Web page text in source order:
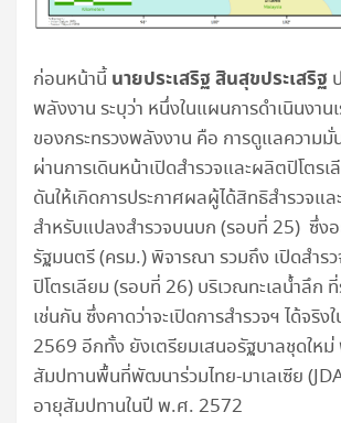
ก่อนหน้านี้ นายประเสริฐ สินสุขประเสริฐ
พลังงาน ระบุว่า หนึ่งในแผนการดำเนินงาน
ของกระทรวงพลังงาน คือ การดูแลความ
ผ่านการเดินหน้าเปิดสำรวจและผลิตปิโตรเ
ดันให้เกิดการประกาศผลผู้ได้สิทธิสำรวจแ
สำหรับแปลงสำรวจบนบก (รอบที่ 25) ซึ่ง
รัฐมนตรี (ครม.) พิจารณา รวมถึง เปิดสำร
ปิโตรเลียม (รอบที่ 26) บริเวณทะเลน้ำลึก
เช่นกัน ซึ่งคาดว่าจะเปิดการสำรวจฯ ได้จริง
2569 อีกทั้ง ยังเตรียมเสนอรัฐบาลชุดให
สัมปทานพื้นที่พัฒนาร่วมไทย-มาเลเซีย
อายุสัมปทานในปี พ.ศ. 2572